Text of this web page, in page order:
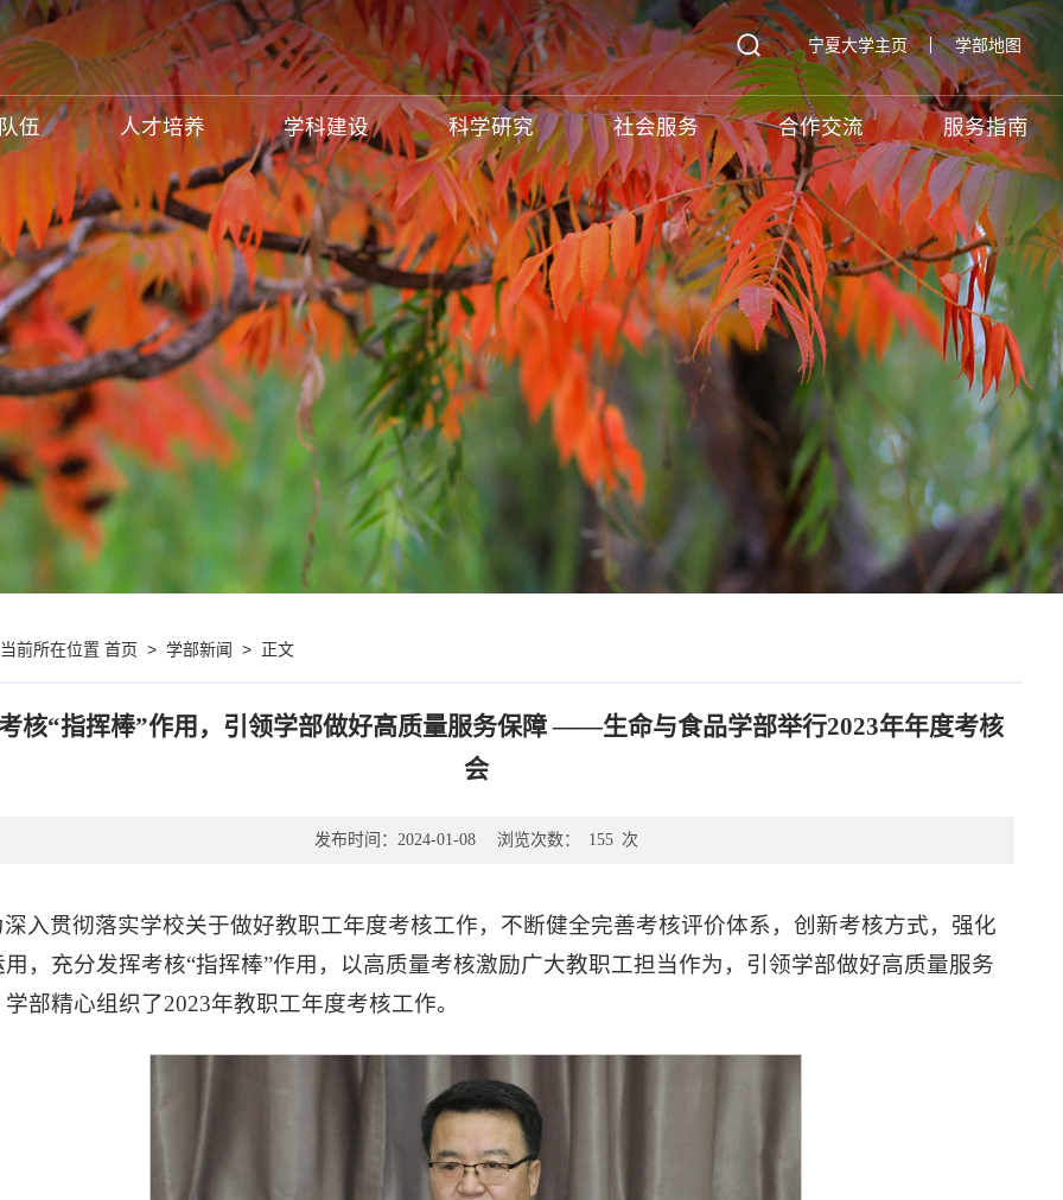
宁夏大学主页 学部地图
伍 人才培养 学科建设 科学研究 社会服务 合作交流 服务指南
前所在位置首页 > 学部新闻 > 正文
核“指挥棒”作用，引领学部做好高质量服务保障 ——生命与食品学部举行2023年年度考核
会
发布时间： 2024-01-08 浏览次数： 155 次
深入贯彻落实学校关于做好教职工年度考核工作，不断健全完善考核评价体系，创新考核方式，强化
，充分发挥考核“指挥棒”作用，以高质量考核激励广大教职工担当作为，引领学部做好高质量服务
部精心组织了2023年教职工年度考核工作。